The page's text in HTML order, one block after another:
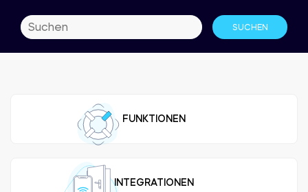
Zuhause
Für Geschäfte
PRODUKTE
Schlosses
Tedee GO
Tedee GO2
FUNKTIONEN
INTEGRATIONEN